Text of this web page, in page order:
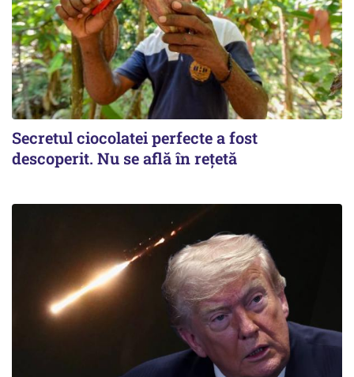
Secretul ciocolatei perfecte a fost
descoperit. Nu se află în rețetă